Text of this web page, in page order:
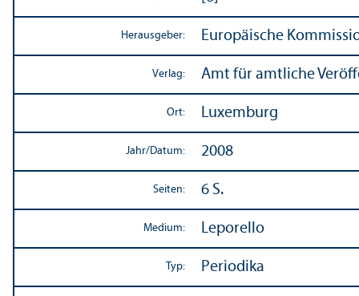
Herausgeber: Europäische
Verlag: Amt für amtliche
Ort: Luxemburg
Jahr/Datum: 2008
Seiten: 6 S.
Medium: Leporello
Typ: Periodika